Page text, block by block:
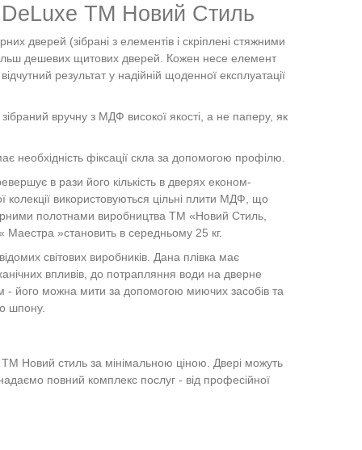
DeLuxe ТМ Новий Стиль
дверей (зібрані з елементів і скріплені стяжними
дешевих щитових дверей. Кожен несе елемент
результат у надійній щоденної експлуатації
вручну з МДФ високої якості, а не паперу, як
необхідність фіксації скла за допомогою профілю.
в рази його кількість в дверях економ-
використовуються цільні плити МДФ, що
полотнами виробництва ТМ «Новий Стиль,
Маестра »становить в середньому 25 кг.
світових виробників. Дана плівка має
впливів, до потрапляння води на дверне
- його можна мити за допомогою миючих засобів та
шпону.
ТМ Новий стиль за мінімальною ціною. Двері можуть
повний комплекс послуг - від професійної